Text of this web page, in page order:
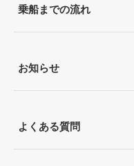
乗船までの流れ
お知らせ
よくある質問